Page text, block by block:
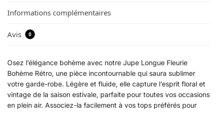
Informations complémentaires
Avis 0
Osez l’élégance bohème avec notre Jupe Longue Fleurie
Bohème Rétro, une pièce incontournable qui saura sublimer
votre garde-robe. Légère et fluide, elle capture l’esprit floral et
vintage de la saison estivale, parfaite pour toutes vos occasions
en plein air. Associez-la facilement à vos tops préférés pour